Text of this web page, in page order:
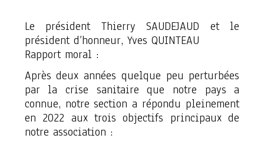
Le président Thierry SAUDEJAUD et le
président d’honneur, Yves QUINTEAU
Rapport moral :
Après deux années quelque peu perturbées
par la crise sanitaire que notre pays a
connue, notre section a répondu pleinement
en 2022 aux trois objectifs principaux de
notre association :